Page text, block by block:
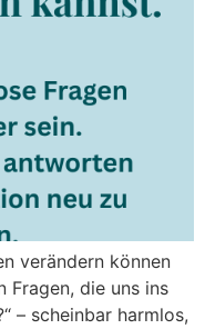
verändern können
Fragen, die uns ins
– scheinbar harmlos,